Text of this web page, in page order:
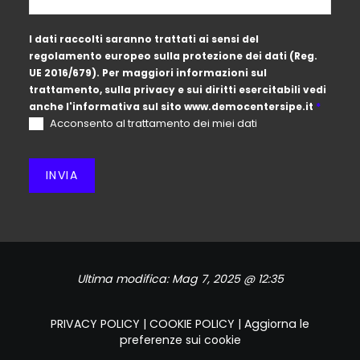
I dati raccolti saranno trattati ai sensi del
regolamento europeo sulla protezione dei dati (Reg.
UE 2016/679). Per maggiori informazioni sul
trattamento, sulla privacy e sui diritti esercitabili vedi
anche l'informativa sul sito www.democentersipe.it *
Acconsento al trattamento dei miei dati
INVIA
Ultima modifica: Mag 7, 2025 @ 12:35
PRIVACY POLICY | COOKIE POLICY | Aggiorna le
preferenze sui cookie